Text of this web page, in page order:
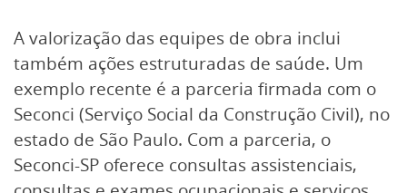
A valorização das equipes de obra inclui
também ações estruturadas de saúde. Um
exemplo recente é a parceria firmada com o
Seconci (Serviço Social da Construção Civil), no
estado de São Paulo. Com a parceria, o
Seconci-SP oferece consultas assistenciais,